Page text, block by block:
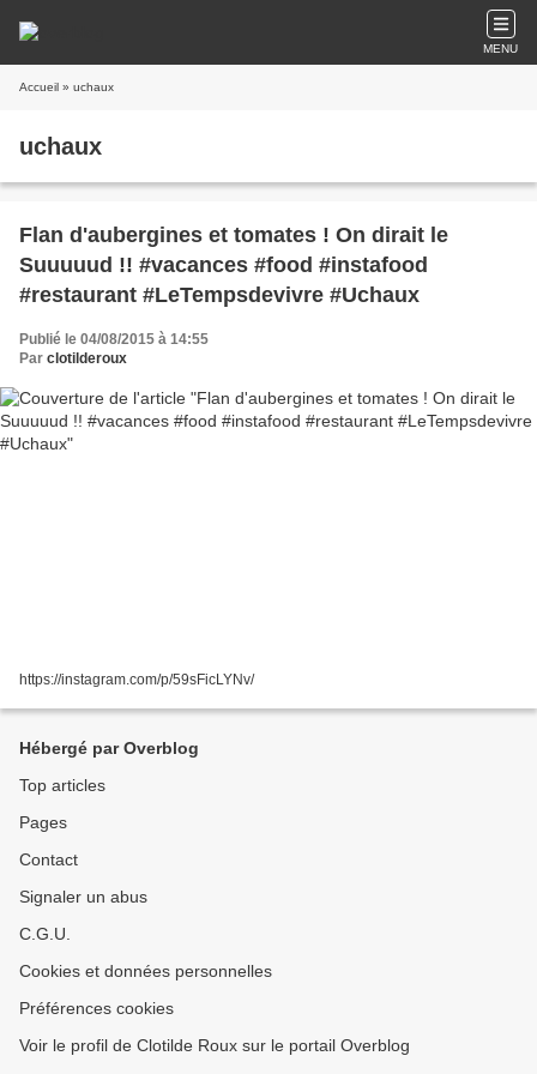
MENU
Accueil » uchaux
uchaux
Flan d'aubergines et tomates ! On dirait le
Suuuuud !! #vacances #food #instafood
#restaurant #LeTempsdevivre #Uchaux
Publié le 04/08/2015 à 14:55
Par clotilderoux
https://instagram.com/p/59sFicLYNv/
Hébergé par Overblog
Top articles
Pages
Contact
Signaler un abus
C.G.U.
Cookies et données personnelles
Préférences cookies
Voir le profil de Clotilde Roux sur le portail Overblog